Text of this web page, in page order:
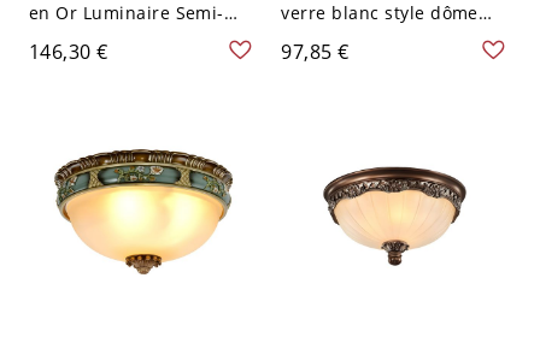
en Or Luminaire Semi-
Encastré en Métal Abat-
Jour Boule en Verre - 110
146,30 €
verre blanc style dôme
pour usage résidentiel -
110 V-120 V 33,02 cm
97,85 €